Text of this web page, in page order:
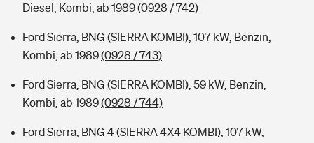
Diesel, Kombi, ab 1989(0928 / 742)
Ford Sierra, BNG (SIERRA KOMBI), 107 kW, Benzin,
Kombi, ab 1989(0928 / 743)
Ford Sierra, BNG (SIERRA KOMBI), 59 kW, Benzin,
Kombi, ab 1989(0928 / 744)
Ford Sierra, BNG 4 (SIERRA 4X4 KOMBI), 107 kW,